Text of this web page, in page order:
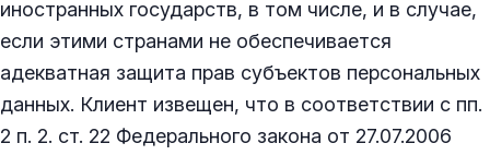
иностранных государств, в том числе, и в случае,
если этими странами не обеспечивается
адекватная защита прав субъектов персональных
данных. Клиент извещен, что в соответствии с пп.
2 п. 2. ст. 22 Федерального закона от 27.07.2006